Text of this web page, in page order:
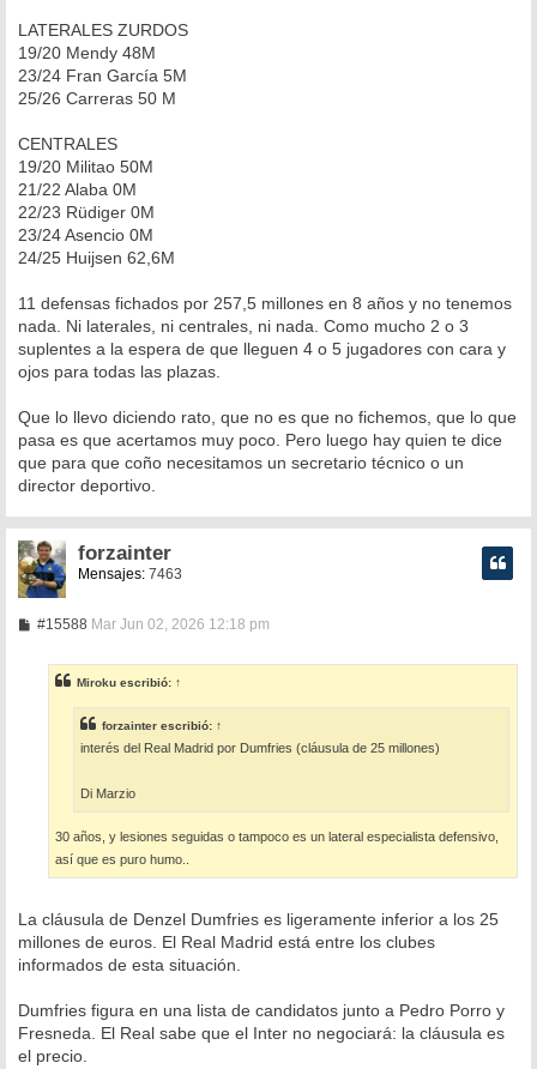
LATERALES ZURDOS
19/20 Mendy 48M
23/24 Fran García 5M
25/26 Carreras 50 M
CENTRALES
19/20 Militao 50M
21/22 Alaba 0M
22/23 Rüdiger 0M
23/24 Asencio 0M
24/25 Huijsen 62,6M
11 defensas fichados por 257,5 millones en 8 años y no tenemos
nada. Ni laterales, ni centrales, ni nada. Como mucho 2 o 3
suplentes a la espera de que lleguen 4 o 5 jugadores con cara y
ojos para todas las plazas.
Que lo llevo diciendo rato, que no es que no fichemos, que lo que
pasa es que acertamos muy poco. Pero luego hay quien te dice
que para que coño necesitamos un secretario técnico o un
director deportivo.
forzainter
Mensajes: 7463
#15588M
a
j
e
Mar Jun 02, 2026 12:18 pm
Miroku escribió: ↑
forzainter escribió: ↑
interés del Real Madrid por Dumfries (cláusula de 25 millones)
Di Marzio
30 años, y lesiones seguidas o tampoco es un lateral especialista defensivo,
así que es puro humo..
La cláusula de Denzel Dumfries es ligeramente inferior a los 25
millones de euros. El Real Madrid está entre los clubes
informados de esta situación.
Dumfries figura en una lista de candidatos junto a Pedro Porro y
Fresneda. El Real sabe que el Inter no negociará: la cláusula es
el precio.